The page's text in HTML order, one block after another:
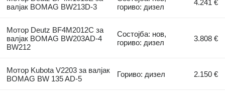
валјак BOMAG BW213D-3
гориво: дизел
4.241 €
Мотор Deutz BF4M2012C за
валјак BOMAG BW203AD-4
BW212
Состојба: нов,
гориво: дизел
3.808 €
Мотор Kubota V2203 за валјак
BOMAG BW 135 AD-5
Гориво: дизел 2.150 €